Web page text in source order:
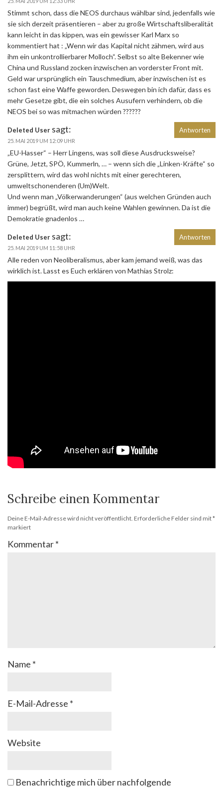
Stimmt schon, dass die NEOS durchaus wählbar sind, jedenfalls wie
sie sich derzeit präsentieren – aber zu große Wirtschaftsliberalität
kann leicht in das kippen, was ein gewisser Karl Marx so
kommentiert hat : „Wenn wir das Kapital nicht zähmen, wird aus
ihm ein unkontrollierbarer Molloch“. Selbst so alte Bekenner wie
China und Russland zocken inzwischen an vorderster Front mit.
Geld war ursprünglich ein Tauschmedium, aber inzwischen ist es
schon fast eine Waffe geworden. Deswegen bin ich dafür, dass es
mehr Gesetze gibt, die ein solches Ausufern verhindern, ob die
NEOS bei so was mitmachen würden ??????
Deleted User sagt:
25. MAI 2019 UM 12:09 UHR
„EU-Hasser“ – Herr Lingens, was soll diese Ausdrucksweise?
Grüne, Jetzt, SPÖ, Kummerln, … – wenn sich die „Linken-Kräfte“ so
zersplittern, wird das wohl nichts mit einer gerechteren,
umweltschonenderen (Um)Welt.
Und wenn man „Völkerwanderungen“ (aus welchen Gründen auch
immer) begrüßt, wird man auch keine Wahlen gewinnen. Da ist die
Demokratie gnadenlos …
Antworten
Deleted User sagt:
25. MAI 2019 UM 11:58 UHR
Alle reden von Neoliberalismus, aber kam jemand weiß, was das
wirklich ist. Lasst es Euch erklären von Mathias Strolz:
Antworten
Schreibe einen Kommentar
Deine E-Mail-Adresse wird nicht veröffentlicht. Erforderliche Felder sind mit*
markiert
Kommentar*
Name *
E-Mail-Adresse *
Website
Benachrichtige mich über nachfolgende